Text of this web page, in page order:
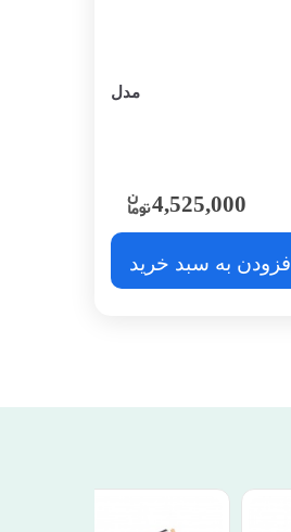
مدل
4,525,000
افزودن به سبد خرید